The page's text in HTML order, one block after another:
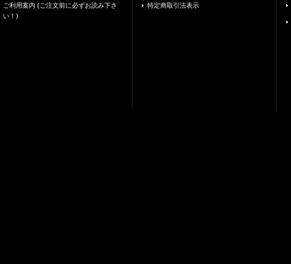
ご利用案内 (ご注文前に必ずお読み下さ
い！)
特定商取引法表示